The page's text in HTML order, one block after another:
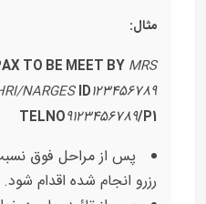
مثال:
TO BE MEET BY MRS
NARGES ID123456789
TELNO9123456789/P1
رزرو انجام شده اقدام شود.